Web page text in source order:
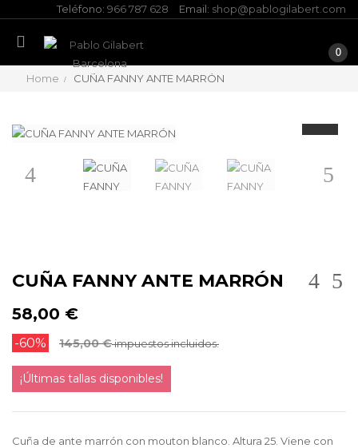
Teléfono: 966 787 628 Email: shop@pablogilabert.com
0
Home CUÑA FANNY ANTE MARRÓN
CUÑA FANNY ANTE MARRÓN
58,00 €
-60% 145,00 €impuestos incluidos.
¡Últimas tallas disponibles!
Cuña de ante marrón con mouton blanco. Altura 25. Viene con